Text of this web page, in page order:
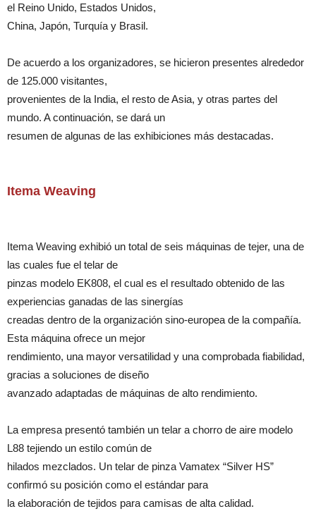
el Reino Unido, Estados Unidos,
China, Japón, Turquía y Brasil.
De acuerdo a los organizadores, se hicieron presentes alrededor
de 125.000 visitantes,
provenientes de la India, el resto de Asia, y otras partes del
mundo. A continuación, se dará un
resumen de algunas de las exhibiciones más destacadas.
Itema Weaving
Itema Weaving exhibió un total de seis máquinas de tejer, una de
las cuales fue el telar de
pinzas modelo EK808, el cual es el resultado obtenido de las
experiencias ganadas de las sinergías
creadas dentro de la organización sino-europea de la compañía.
Esta máquina ofrece un mejor
rendimiento, una mayor versatilidad y una comprobada fiabilidad,
gracias a soluciones de diseño
avanzado adaptadas de máquinas de alto rendimiento.
La empresa presentó también un telar a chorro de aire modelo
L88 tejiendo un estilo común de
hilados mezclados. Un telar de pinza Vamatex “Silver HS”
confirmó su posición como el estándar para
la elaboración de tejidos para camisas de alta calidad.